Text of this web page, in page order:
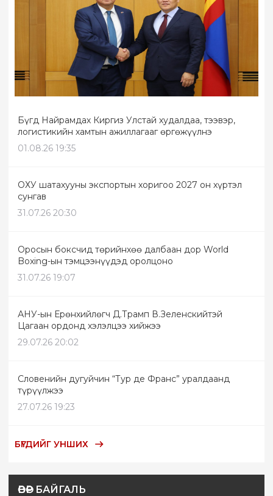
Бүгд Найрамдах Киргиз Улстай худалдаа, тээвэр,
логистикийн хамтын ажиллагааг өргөжүүлнэ
01.08.26 19:35
ОХУ шатахууны экспортын хоригоо 2027 он хүртэл
сунгав
31.07.26 20:30
Оросын боксчид төрийнхөө далбаан дор World
Boxing-ын тэмцээнүүдэд оролцоно
31.07.26 19:07
АНУ-ын Ерөнхийлөгч Д.Трамп В.Зеленскийтэй
Цагаан ордонд хэлэлцээ хийжээ
29.07.26 20:02
Словенийн дугуйчин “Тур де Франс” уралдаанд
түрүүлжээ
27.07.26 19:23
БҮГДИЙГ УНШИХ
ӨВӨР БАЙГАЛЬ